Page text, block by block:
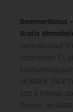
Sommerbonus
Gratis
beim Neukauf
abgezogen. Es
ab 600 € 150 €
250 € Prämie,
Prämie, ab